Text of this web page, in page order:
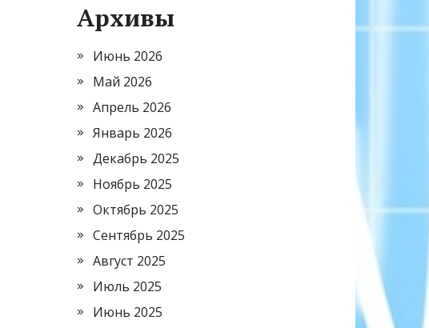
Архивы
Июнь 2026
Май 2026
Апрель 2026
Январь 2026
Декабрь 2025
Ноябрь 2025
Октябрь 2025
Сентябрь 2025
Август 2025
Июль 2025
Июнь 2025